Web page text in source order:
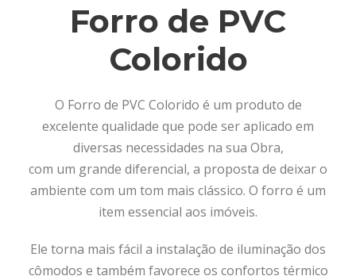
Forro de PVC
Colorido
O Forro de PVC Colorido é um produto de
excelente qualidade que pode ser aplicado em
diversas necessidades na sua Obra,
com um grande diferencial, a proposta de deixar o
ambiente com um tom mais clássico. O forro é um
item essencial aos imóveis.
Ele torna mais fácil a instalação de iluminação dos
cômodos e também favorece os confortos térmico